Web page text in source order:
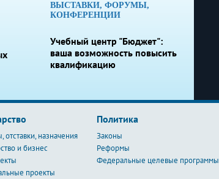
ВЫСТАВКИ, ФОРУМЫ,
КОНФЕРЕНЦИИ
Учебный центр "Бюджет":
ваша возможность повысить
квалификацию
назначения
и бизнес
проекты
Политика
Законы
Реформы
Федеральные целевые программы